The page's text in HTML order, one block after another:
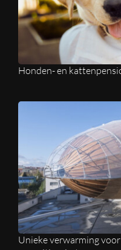
Honden- en
Unieke verwarming